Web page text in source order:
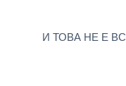
И ТОВА НЕ Е